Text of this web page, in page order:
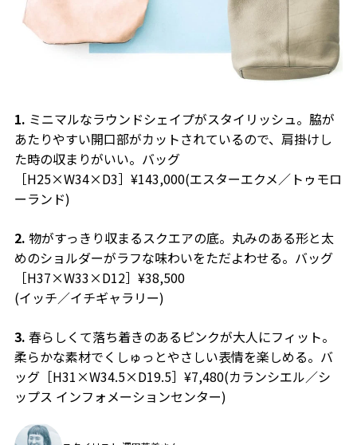
1. ミニマルなラウンドシェイプがスタイリッシュ。脇が
あたりやすい開口部がカットされているので、肩掛けし
た時の収まりがいい。バッグ
［H25×W34×D3］¥143,000(エスターエクメ／トゥモロ
ーランド)
2. 物がすっきり収まるスクエアの底。丸みのある形と太
めのショルダーがラフな味わいをただよわせる。バッグ
［H37×W33×D12］¥38,500
(イッチ／イチギャラリー)
3. 春らしくて落ち着きのあるピンクが大人にフィット。
柔らかな素材でくしゅっとやさしい表情を楽しめる。バ
ッグ［H31×W34.5×D19.5］¥7,480(カランシエル／シ
ップス インフォメーションセンター)